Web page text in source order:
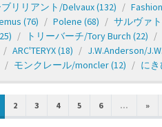
リリアント/Delvaux(132) Fashion
(76) Polene (68) サルヴァ
トリーバーチ/Tory Burch (22)
ARC'TERYX(18) J.W.Anderson/
モンクレール/moncler(12) に
2 3 4 5 6 ... »